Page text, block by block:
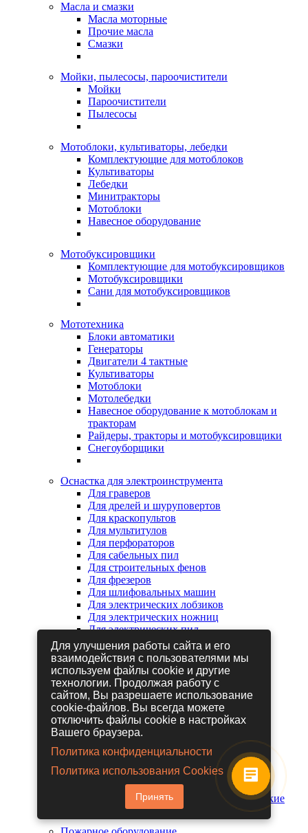
Масла и смазки
Масла моторные
Прочие масла
Смазки
Мойки, пылесосы, пароочистители
Мойки
Пароочистители
Пылесосы
Мотоблоки, культиваторы, лебедки
Комплектующие для мотоблоков
Культиваторы
Лебедки
Минитракторы
Мотоблоки
Навесное оборудование
Мотобуксировщики
Комплектующие для мотобуксировщиков
Мотобуксировщики
Сани для мотобуксировщиков
Мототехника
Блоки автоматики
Генераторы
Двигатели 4 тактные
Культиваторы
Мотоблоки
Мотолебедки
Навесное оборудование к мотоблокам и
тракторам
Райдеры, тракторы и мотобуксировщики
Снегоуборщики
Оснастка для электроинструмента
Для граверов
Для дрелей и шуруповертов
Для краскопультов
Для мультитулов
Для перфораторов
Для сабельных пил
Для строительных фенов
Для фрезеров
Для шлифовальных машин
Для электрических лобзиков
Для электрических ножниц
Для электрических пил
Для электрических рубанков
Пневмоинструмент
Гайковерты пневматические
Дрели пневматические
Другие пневмоинструменты
Заклепочники пневматические
Наборы пневмоинструмента
Пистолеты пневматические
Расходные материалы для
пневмоинструментов
Шланги для пневмоинструментов
Шлифовальные машины пневматические
Для улучшения работы сайта и его
взаимодействия с пользователями мы
используем файлы cookie и другие
технологии. Продолжая работу с
сайтом, Вы разрешаете использование
cookie-файлов. Вы всегда можете
отключить файлы cookie в настройках
Вашего браузера.
Политика конфиденциальности
Политика использования Cookies
Принять